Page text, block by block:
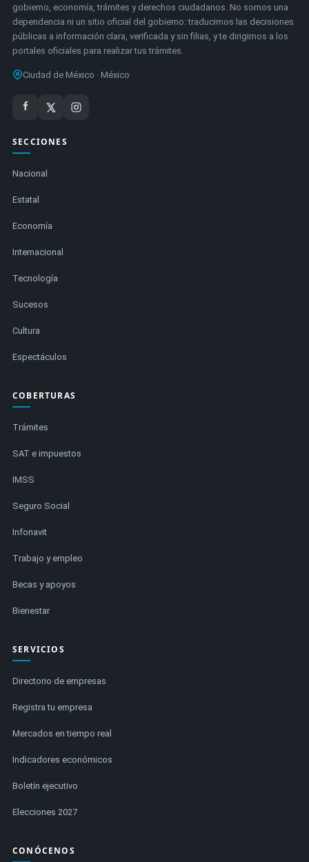
gobierno, economía, trámites y derechos ciudadanos. No somos una
dependencia ni un sitio oficial del gobierno: traducimos las decisiones
públicas a información clara, verificada y sin filias, y te dirigimos a los
portales oficiales para realizar tus trámites.
Ciudad de México · México
SECCIONES
Nacional
Estatal
Economía
Internacional
Tecnología
Sucesos
Cultura
Espectáculos
COBERTURAS
Trámites
SAT e impuestos
IMSS
Seguro Social
Infonavit
Trabajo y empleo
Becas y apoyos
Bienestar
SERVICIOS
Directorio de empresas
Registra tu empresa
Mercados en tiempo real
Indicadores económicos
Boletín ejecutivo
Elecciones 2027
CONÓCENOS